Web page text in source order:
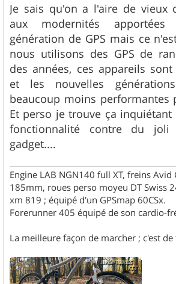
Je sais qu'on a l'aire de vieux
aux modernités apportées
génération de GPS mais ce
nous utilisons des GPS de
des années, ces appareils
et les nouvelles
beaucoup moins performantes
Et perso je trouve ça
fonctionnalité contre du
gadget....
Engine LAB NGN140 full XT, freins Avid
185mm, roues perso moyeu DT Swiss
xm 819 ; équipé d'un GPSmap 60CSx.
Forerunner 405 équipé de son cardio-
La meilleure façon de marcher ; c'est